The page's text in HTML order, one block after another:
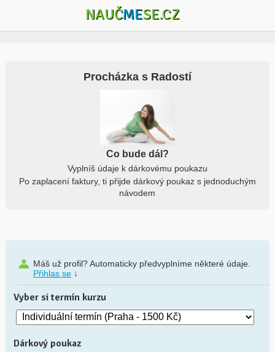
NAUČMESE.CZ
Procházka s Radostí
Co bude dál?
Vyplníš údaje k dárkovému poukazu
Po zaplacení faktury, ti přijde dárkový poukaz s jednoduchým
návodem
Máš už profil? Automaticky předvyplníme některé údaje.
Přihlas se↓
Vyber si termín kurzu
Dárkový poukaz